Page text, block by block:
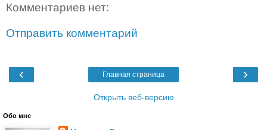
Комментариев нет:
Отправить комментарий
‹ ›
Главная страница
Открыть веб-версию
Обо мне